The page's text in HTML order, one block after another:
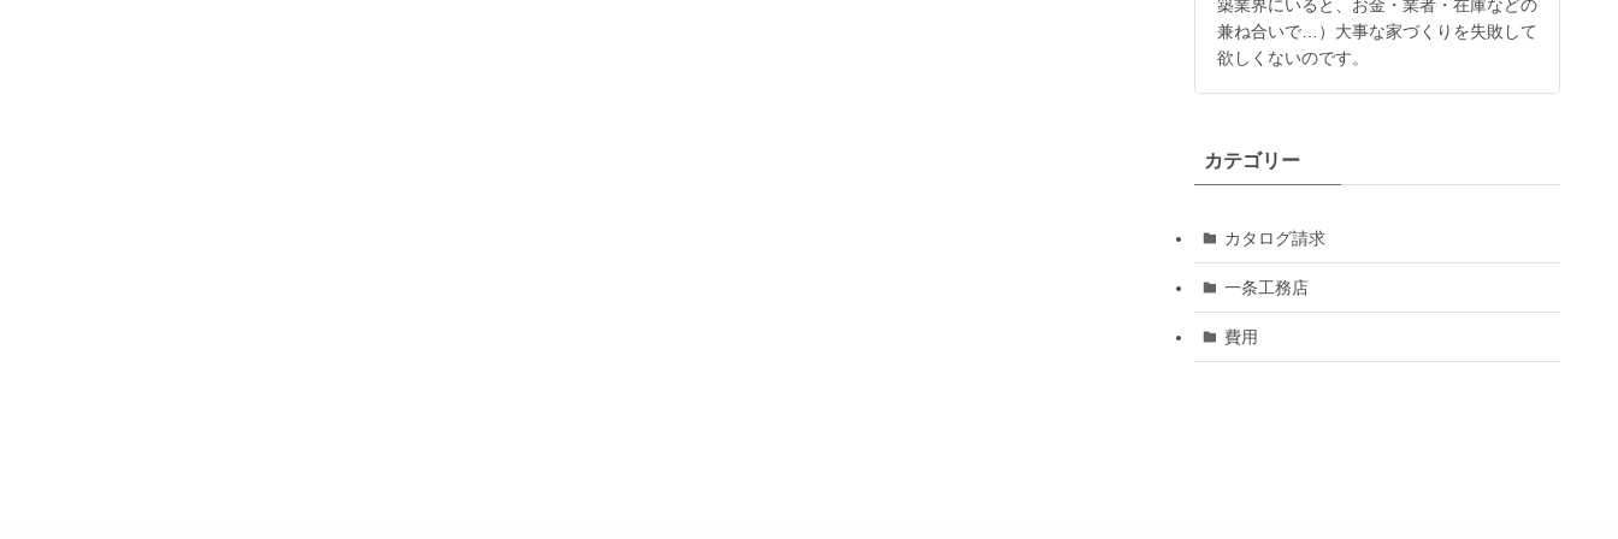
築業界にいると、お金・業者・在庫などの
兼ね合いで…）大事な家づくりを失敗して
欲しくないのです。
カテゴリー
カタログ請求
一条工務店
費用